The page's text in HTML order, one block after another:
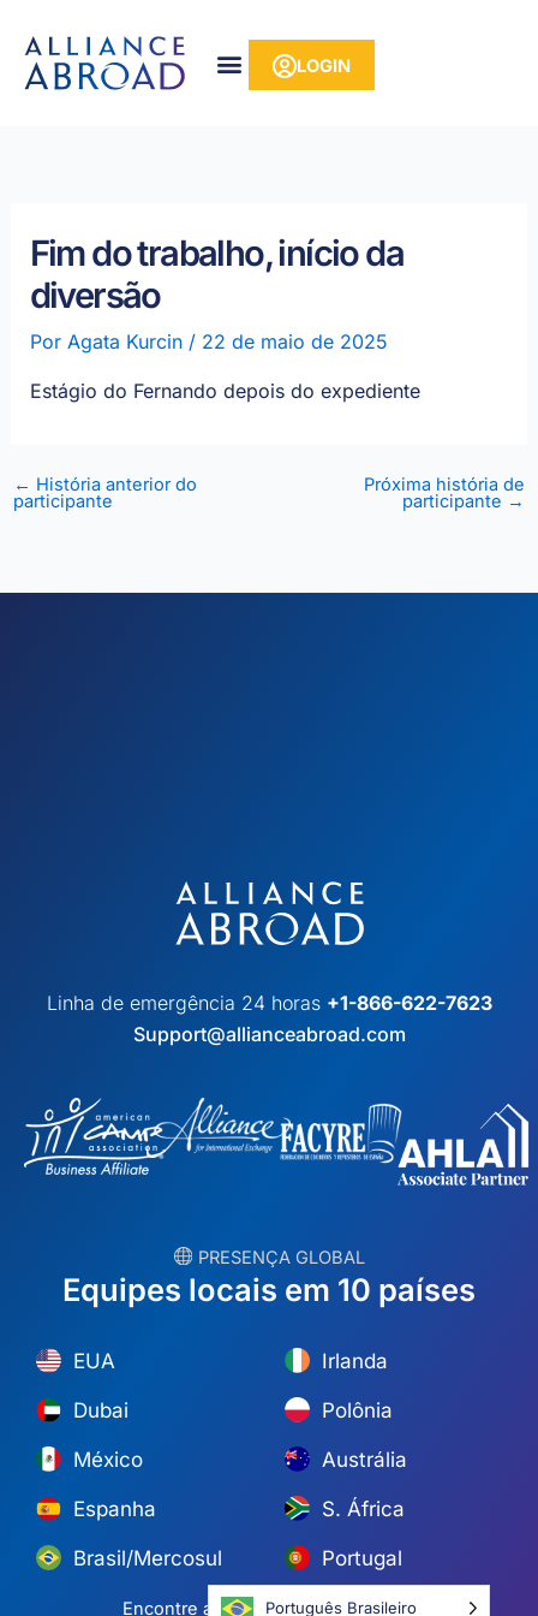
conteúdo
para
LOGIN
Fim do trabalho, início da
diversão
Por Agata Kurcin / 22 de maio de 2025
Estágio do Fernando depois do expediente
← História anterior do
participante
Próxima história de
participante →
Linha de emergência 24 horas +1-866-622-7623
Support@allianceabroad.com
︎ PRESENÇA GLOBAL
Equipes locais em 10 países
EUA
Dubai
México
Espanha
Brasil/Mercosul
Irlanda
Polônia
Austrália
S. África
Portugal
Encontre a equipe mais próxima →
Português Brasileiro